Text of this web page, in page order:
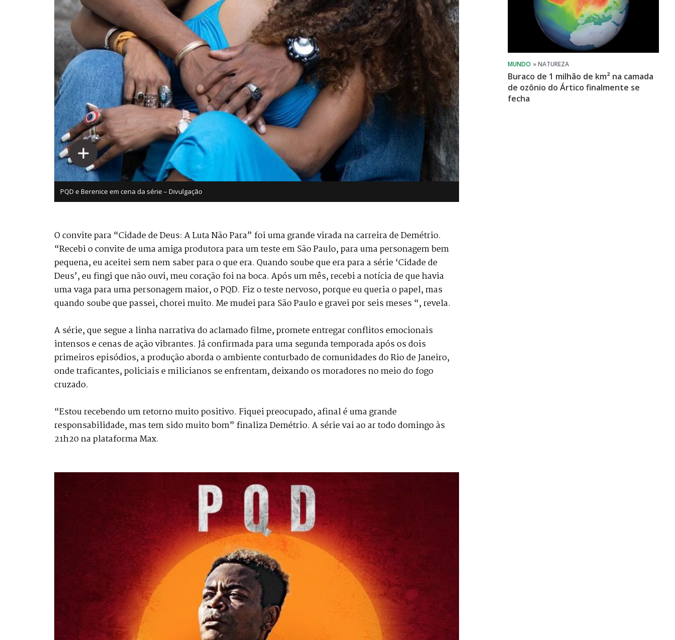
PQD e Berenice em cena da série – Divulgação
O convite para “Cidade de Deus: A Luta Não Para” foi uma grande virada na carreira de Demétrio.
“Recebi o convite de uma amiga produtora para um teste em São Paulo, para uma personagem bem
pequena, eu aceitei sem nem saber para o que era. Quando soube que era para a série ‘Cidade de
Deus’, eu fingi que não ouvi, meu coração foi na boca. Após um mês, recebi a notícia de que havia
uma vaga para uma personagem maior, o PQD. Fiz o teste nervoso, porque eu queria o papel, mas
quando soube que passei, chorei muito. Me mudei para São Paulo e gravei por seis meses “, revela.
A série, que segue a linha narrativa do aclamado filme, promete entregar conflitos emocionais
intensos e cenas de ação vibrantes. Já confirmada para uma segunda temporada após os dois
primeiros episódios, a produção aborda o ambiente conturbado de comunidades do Rio de Janeiro,
onde traficantes, policiais e milicianos se enfrentam, deixando os moradores no meio do fogo
cruzado.
“Estou recebendo um retorno muito positivo. Fiquei preocupado, afinal é uma grande
responsabilidade, mas tem sido muito bom” finaliza Demétrio. A série vai ao ar todo domingo às
21h20 na plataforma Max.
Buraco de 1 milhão de km² na camada
de ozônio do Ártico finalmente se
fecha